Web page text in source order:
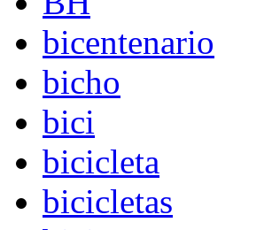
bicentenario
bicho
bici
bicicleta
bicicletas